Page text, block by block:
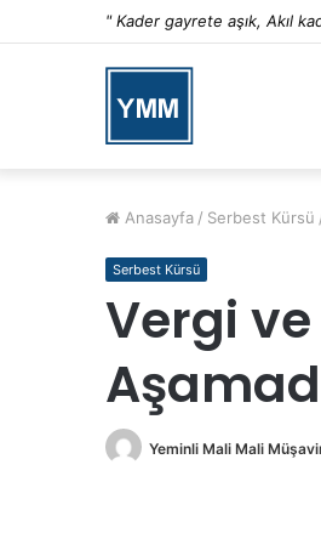
" Kader gayrete aşık, Akıl
Anasayfa / Serbest Kürsü
Serbest Kürsü
Vergi
Yeminli Mali Mali